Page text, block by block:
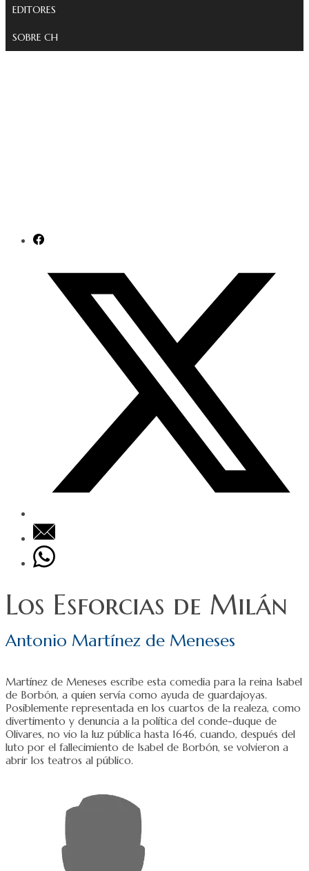
EDITORES
SOBRE CH
Los Esforcias de Milán
Antonio Martínez de Meneses
Martínez de Meneses escribe esta comedia para la reina Isabel
de Borbón, a quien servía como ayuda de guardajoyas.
Posiblemente representada en los cuartos de la realeza, como
divertimento y denuncia a la política del conde-duque de
Olivares, no vio la luz pública hasta 1646, cuando, después del
luto por el fallecimiento de Isabel de Borbón, se volvieron a
abrir los teatros al público.